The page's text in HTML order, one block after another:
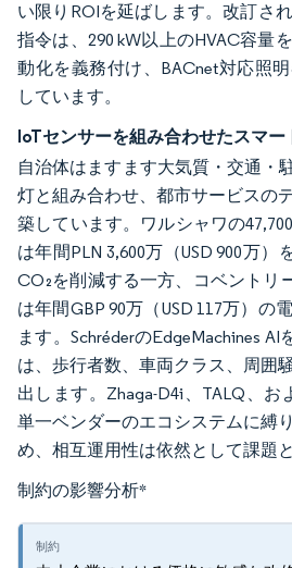
い限りROIを延ばします。改訂さ
指令は、290 kW以上のHVAC容量
動化を義務付け、BACnet対応照
しています。
IoTセンサーを組み合わせたスマー
自治体はますます大気質・交通・
灯と組み合わせ、都市サービスの
築しています。ワルシャワの
は年間PLN 3,600万（USD 900万）
CO₂を削減する一方、コベントリ
は年間GBP 90万（USD 117万）の
ます。SchréderのEdgeMachines
は、歩行者数、車両クラス、周囲
出します。Zhaga-D4i、TALQ、お
単一ベンダーのエコシステムに縛
め、相互運用性は依然として課題
制約の影響分析*